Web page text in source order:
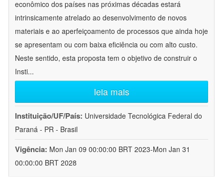
econômico dos países nas próximas décadas estará
intrinsicamente atrelado ao desenvolvimento de novos
materiais e ao aperfeiçoamento de processos que ainda hoje
se apresentam ou com baixa eficiência ou com alto custo.
Neste sentido, esta proposta tem o objetivo de construir o
Insti...
leia mais
Instituição/UF/País: Universidade Tecnológica Federal do
Paraná - PR - Brasil
Vigência: Mon Jan 09 00:00:00 BRT 2023-Mon Jan 31
00:00:00 BRT 2028